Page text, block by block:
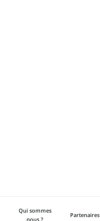
Qui sommes
nous ?
Partenaires